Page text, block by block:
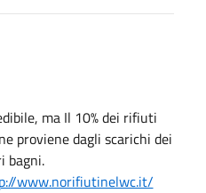
ma Il 10% dei rifiuti
proviene dagli scarichi dei
bagni.
www.norifiutinelwc.it/